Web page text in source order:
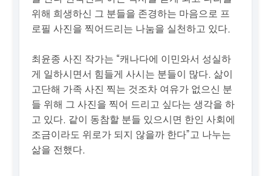
위해 희생하신 그 분들을 존경하는 마음으로 프
로필 사진을 찍어드리는 나눔을 실천하고 있다.
최윤종 사진 작가는 “캐나다에 이민와서 성실하
게 일하시면서 힘들게 사시는 분들이 많다. 삶이
고단해 가족 사진 찍는 것조차 여유가 없으신 분
들 위해 그 사진을 찍어 드리고 싶다는 생각을 하
고 있다. 같이 동참할 분들 있으시면 한인 사회에
조금이라도 위로가 되지 않을까 한다”고 나누는
삶을 전했다.